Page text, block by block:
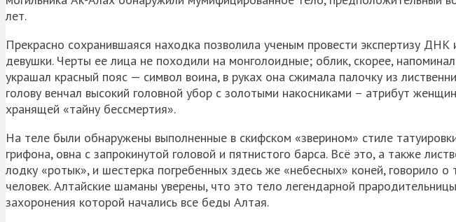
лет.
Прекрасно сохранившаяся находка позволила ученым провести экспертизу ДНК
девушки. Черты ее лица не походили на монголоидные; облик, скорее,
украшал красный пояс — символ воина, в руках она сжимала палочку из
голову венчал высокий головной убор с золотыми накосниками – атрибут
хранящей «тайну бессмертия».
На теле были обнаружены выполненные в скифском «зверином» стиле
грифона, овна с запрокинутой головой и пятнистого барса. Всё это, а также
лодку «ротык», и шестерка погребенных здесь же «небесных» коней, говорило
человек. Алтайские шаманы уверены, что это тело легендарной
захоронения которой начались все беды Алтая.